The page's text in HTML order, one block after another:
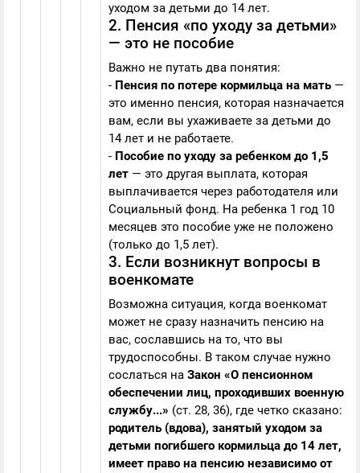
уходом за детьми до 14 лет.
2. Пенсия «по уходу за детьми»
— это не пособие
Важно не путать два понятия:
- Пенсия по потере кормильца на мать —
это именно пенсия, которая назначается
вам, если вы ухаживаете за детьми до
14 лет и не работаете.
- Пособие по уходу за ребенком до 1,5
лет — это другая выплата, которая
выплачивается через работодателя или
Социальный фонд. На ребенка 1 год 10
месяцев это пособие уже не положено
(только до 1,5 лет).
3. Если возникнут вопросы в
военкомате
Возможна ситуация, когда военкомат
может не сразу назначить пенсию на
вас, сославшись на то, что вы
трудоспособны. В таком случае нужно
сослаться на Закон «О пенсионном
обеспечении лиц, проходивших военную
службу...» (ст. 28, 36), где четко сказано:
родитель (вдова), занятый уходом за
детьми погибшего кормильца до 14 лет,
имеет право на пенсию независимо от